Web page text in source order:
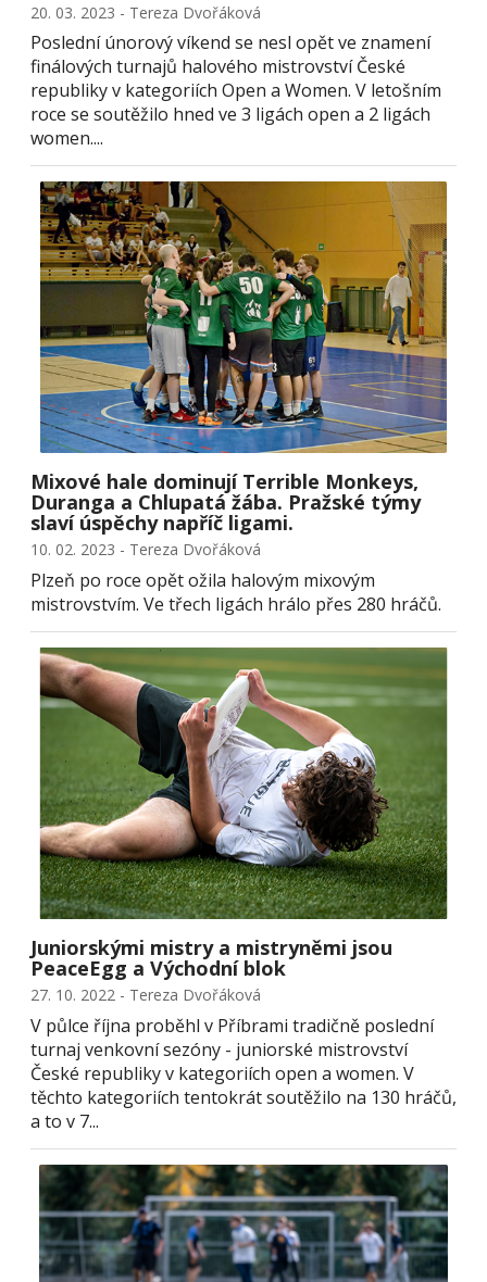
20. 03. 2023 - Tereza Dvořáková
Poslední únorový víkend se nesl opět ve znamení
finálových turnajů halového mistrovství České
republiky v kategoriích Open a Women. V letošním
roce se soutěžilo hned ve 3 ligách open a 2 ligách
women....
Mixové hale dominují Terrible Monkeys,
Duranga a Chlupatá žába. Pražské týmy
slaví úspěchy napříč ligami.
10. 02. 2023 - Tereza Dvořáková
Plzeň po roce opět ožila halovým mixovým
mistrovstvím. Ve třech ligách hrálo přes 280 hráčů.
Juniorskými mistry a mistryněmi jsou
PeaceEgg a Východní blok
27. 10. 2022 - Tereza Dvořáková
V půlce října proběhl v Příbrami tradičně poslední
turnaj venkovní sezóny - juniorské mistrovství
České republiky v kategoriích open a women. V
těchto kategoriích tentokrát soutěžilo na 130 hráčů,
a to v 7...